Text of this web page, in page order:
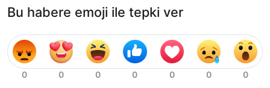
Bu habere emoji ile tepki ver